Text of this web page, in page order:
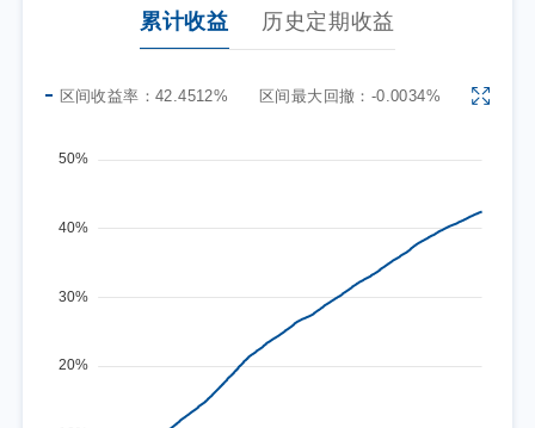
累计收益 历史定期收益
区间收益率： 42.4512% 区间最大回撤： -0.0034%